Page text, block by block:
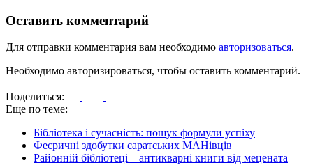
Оставить комментарий
Для отправки комментария вам необходимо авторизоваться.
Необходимо авторизироваться, чтобы оставить комментарий.
Поделиться:
Еще по теме:
Бібліотека і сучасність: пошук формули успіху
Феєричні здобутки саратських МАНівців
Районній бібліотеці – антикварні книги від мецената